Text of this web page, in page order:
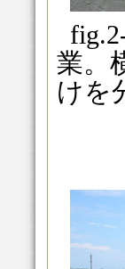
業。
けを